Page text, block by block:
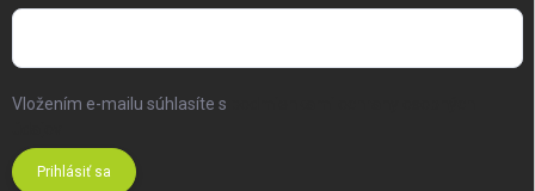
Vložením e-mailu súhlasíte s
Prihlásiť sa